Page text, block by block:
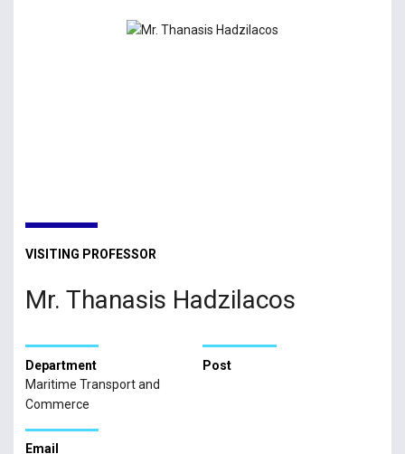
VISITING PROFESSOR
Mr. Thanasis Hadzilacos
Department
Maritime Transport and
Commerce
Post
Email